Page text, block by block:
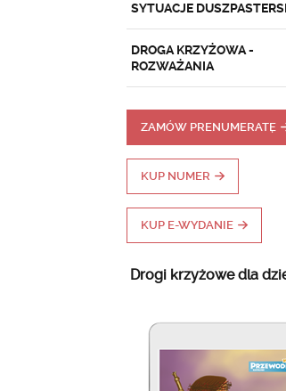
SYTUACJE
DROGA KRZYŻOWA -
ROZWAŻANIA
ZAMÓW PRENUMERATĘ
KUP NUMER
KUP E-WYDANIE
Drogi krzyżowe dla